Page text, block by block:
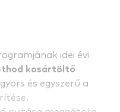
idei évi
kosártöltő
és egyszerű a